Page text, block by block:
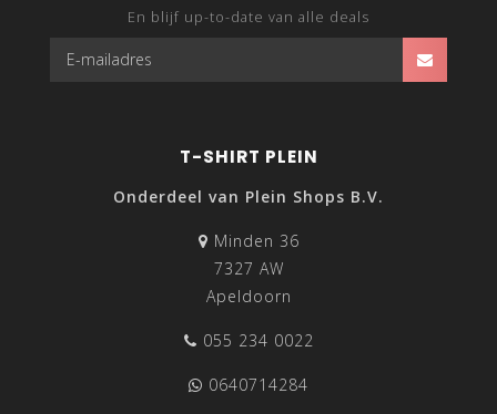
En blijf up-to-date van alle deals
T-SHIRT PLEIN
Onderdeel van Plein Shops B.V.
Minden 36
7327 AW
Apeldoorn
055 234 0022
0640714284